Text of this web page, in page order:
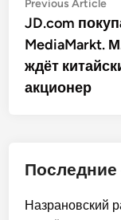
Post
navigation
Previous Article
JD.com
MediaMarkt.
ждёт
акционер
Последние
Назрановский